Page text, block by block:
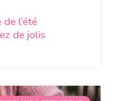
l’été
de jolis